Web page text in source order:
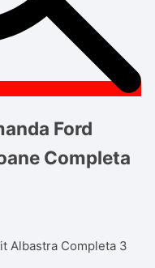
Ford
Completa